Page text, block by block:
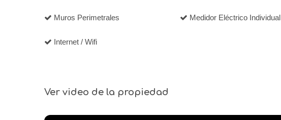
Muros Perimetrales Medidor Eléctrico Individual
Internet / Wifi
Ver video de la propiedad